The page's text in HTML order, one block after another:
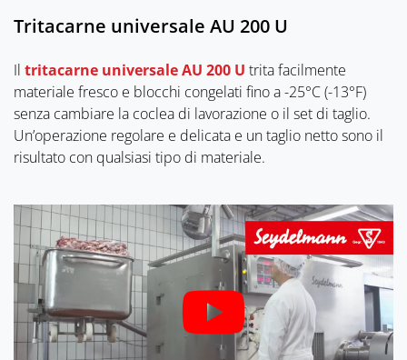
Tritacarne universale AU 200 U
Il tritacarne universale AU 200 U trita facilmente
materiale fresco e blocchi congelati fino a -25°C (-13°F)
senza cambiare la coclea di lavorazione o il set di taglio.
Un’operazione regolare e delicata e un taglio netto sono il
risultato con qualsiasi tipo di materiale.